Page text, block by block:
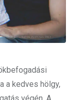
a kedves hölgy,